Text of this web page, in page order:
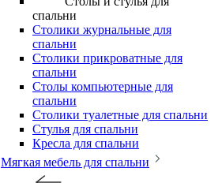
спальни
Столики журнальные для
спальни
Столики прикроватные для
спальни
Столы компьютерные для
спальни
Столики туалетные для спальни
Стулья для спальни
Кресла для спальни
Мягкая мебель для спальни